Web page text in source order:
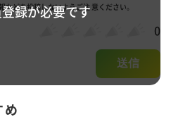
登録が必要です
などを投稿しないようご注 意ください。
0
送信
め